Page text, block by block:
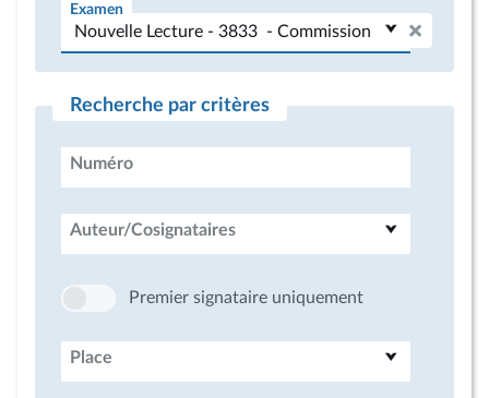
Examen
Recherche par critères
Numéro
Auteur/Cosignataires
Premier signataire uniquement
Place